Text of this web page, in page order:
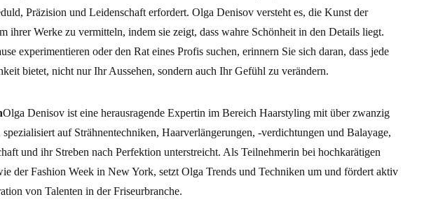
Präzision und Leidenschaft erfordert. Olga Denisov versteht es, die Kunst der
ihrer Werke zu vermitteln, indem sie zeigt, dass wahre Schönheit in den Details liegt.
experimentieren oder den Rat eines Profis suchen, erinnern Sie sich daran, dass jede
bietet, nicht nur Ihr Aussehen, sondern auch Ihr Gefühl zu verändern.
Olga Denisov ist eine herausragende Expertin im Bereich Haarstyling mit über zwanzig
auf Strähnentechniken, Haarverlängerungen, -verdichtungen und Balayage,
und ihr Streben nach Perfektion unterstreicht. Als Teilnehmerin bei hochkarätigen
der Fashion Week in New York, setzt Olga Trends und Techniken um und fördert aktiv
von Talenten in der Friseurbranche.